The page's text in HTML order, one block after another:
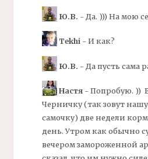
Ю.В. - Да. ))) На мою
Tekhi- И как?
Ю.В. - Да пусть сама
Настя- Попробую. ))
Черничку (так зовут
самочку) две недели
день. Утром как обычно
вечером замороженной